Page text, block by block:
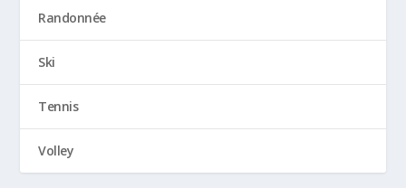
Randonnée
Ski
Tennis
Volley